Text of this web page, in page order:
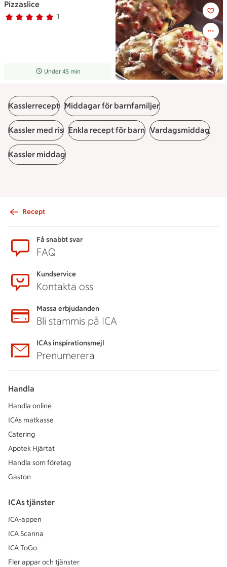
Pizzaslice
Betyg 5 av 5.
1
1 personer har röstat
Receptet tar Under 45 min att tillaga
Under 45 min
Pizzaslice
Kasslerrecept Middagar för barnfamiljer
Kassler med ris Enkla recept för barn Vardagsmiddag
Kassler middag
Recept
Få snabbt svar
FAQ
Kundservice
Kontakta oss
Massa erbjudanden
Bli stammis på ICA
ICAs inspirationsmejl
Prenumerera
Handla
Handla online
ICAs matkasse
Catering
Apotek Hjärtat
Handla som företag
Gaston
ICAs tjänster
ICA-appen
ICA Scanna
ICA ToGo
Fler appar och tjänster